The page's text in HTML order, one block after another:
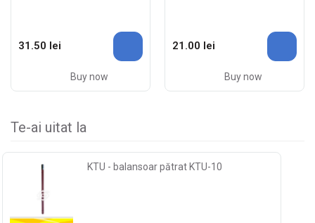
31.50 lei
Buy now
21.00 lei
Buy now
Te-ai uitat la
KTU - balansoar pătrat KTU-10